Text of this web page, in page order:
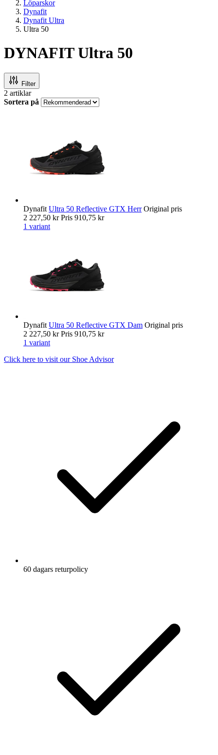
Löparskor
Dynafit
Dynafit Ultra
Ultra 50
DYNAFIT Ultra 50
Filter
2 artiklar
Sortera på
Dynafit Ultra 50 Reflective GTX Herr Original pris
2 227,50 kr Pris 910,75 kr
1 variant
Dynafit Ultra 50 Reflective GTX Dam Original pris
2 227,50 kr Pris 910,75 kr
1 variant
Click here to visit our Shoe Advisor
60 dagars returpolicy